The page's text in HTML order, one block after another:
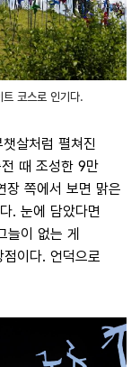
코스로 인기다.
살처럼 펼쳐진
때 조성한 9만
쪽에서 보면 맑은
. 눈에 담았다면
늘이 없는 게
이다. 언덕으로